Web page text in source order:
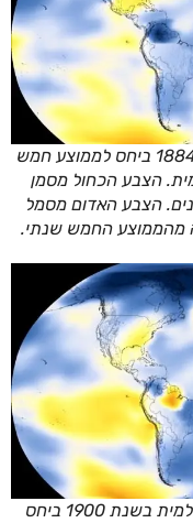
טמפרטורה פני השטח הממוצעת בשנת 1884 ביחס לממוצע חמש
הצבע הכחול מסמן
הצבע האדום מסמל
מהממוצע החמש שנתי.
ההפרש בין הטמפרטורה הממוצעת העולמית בשנת 1900 ביחס